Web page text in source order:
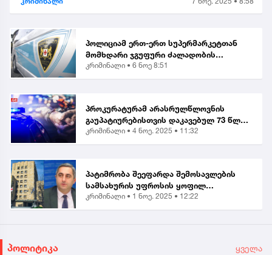
პოლიციამ ერთ-ერთ სუპერმარკეტთან
მომხდარი ჯგუფური ძალადობის
ორგანიზებისა და მასში მონაწილეობის
კრიმინალი • 6 ნოე 8:51
პროკურატურამ არასრულწლოვნის
გაუპატიურებისთვის დაკავებულ 73 წლის
მამაკაცს ბრალი წარუდგინა...
კრიმინალი • 4 ნოე. 2025 • 11:32
პატიმრობა შეეფარდა შემოსავლების
სამსახურის უფროსის ყოფილ
მოადგილეს - ვლადიმერ ხუნდაძეს...
კრიმინალი • 1 ნოე. 2025 • 12:22
პოლიტიკა ყველა